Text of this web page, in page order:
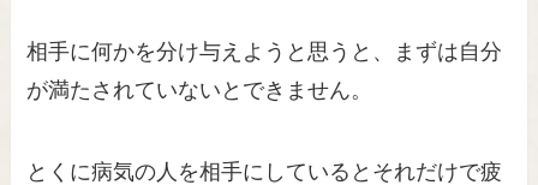
相手に何かを分け与えようと思うと、まずは自分
が満たされていないとできません。
とくに病気の人を相手にしているとそれだけで疲